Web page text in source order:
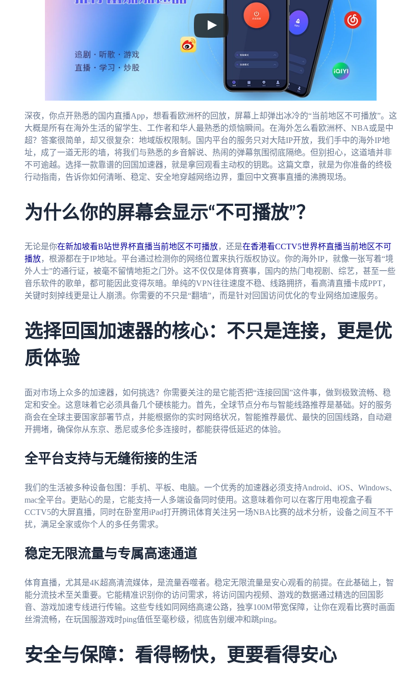
深夜，你点开熟悉的国内直播App，想看看欧洲杯的回放，屏幕上却弹出冰冷的“当前地区不可播放”。这
大概是所有在海外生活的留学生、工作者和华人最熟悉的烦恼瞬间。在海外怎么看欧洲杯、NBA或是中
超？答案很简单，却又很复杂：地域版权限制。国内平台的服务只对大陆IP开放，我们手中的海外IP地
址，成了一道无形的墙，将我们与熟悉的乡音解说、热闹的弹幕氛围彻底隔绝。但别担心，这道墙并非
不可逾越。选择一款靠谱的回国加速器，就是拿回观看主动权的钥匙。这篇文章，就是为你准备的终极
行动指南，告诉你如何清晰、稳定、安全地穿越网络边界，重回中文赛事直播的沸腾现场。
为什么你的屏幕会显示“不可播放”？
无论是你在新加坡看B站世界杯直播当前地区不可播放，还是在香港看CCTV5世界杯直播当前地区不可
播放，根源都在于IP地址。平台通过检测你的网络位置来执行版权协议。你的海外IP，就像一张写着“境
外人士”的通行证，被毫不留情地拒之门外。这不仅仅是体育赛事，国内的热门电视剧、综艺，甚至一些
音乐软件的歌单，都可能因此变得灰暗。单纯的VPN往往速度不稳、线路拥挤，看高清直播卡成PPT，
关键时刻掉线更是让人崩溃。你需要的不只是“翻墙”，而是针对回国访问优化的专业网络加速服务。
选择回国加速器的核心：不只是连接，更是优
质体验
面对市场上众多的加速器，如何挑选？你需要关注的是它能否把“连接回国”这件事，做到极致流畅、稳
定和安全。这意味着它必须具备几个硬核能力。首先，全球节点分布与智能线路推荐是基础。好的服务
商会在全球主要国家部署节点，并能根据你的实时网络状况，智能推荐最优、最快的回国线路，自动避
开拥堵，确保你从东京、悉尼或多伦多连接时，都能获得低延迟的体验。
全平台支持与无缝衔接的生活
我们的生活被多种设备包围：手机、平板、电脑。一个优秀的加速器必须支持Android、iOS、Windows、
mac全平台。更贴心的是，它能支持一人多端设备同时使用。这意味着你可以在客厅用电视盒子看
CCTV5的大屏直播，同时在卧室用iPad打开腾讯体育关注另一场NBA比赛的战术分析，设备之间互不干
扰，满足全家或你个人的多任务需求。
稳定无限流量与专属高速通道
体育直播，尤其是4K超高清流媒体，是流量吞噬者。稳定无限流量是安心观看的前提。在此基础上，智
能分流技术至关重要。它能精准识别你的访问需求，将访问国内视频、游戏的数据通过精选的回国影
音、游戏加速专线进行传输。这些专线如同网络高速公路，独享100M带宽保障，让你在观看比赛时画面
丝滑流畅，在玩国服游戏时ping值低至毫秒级，彻底告别缓冲和跳ping。
安全与保障：看得畅快，更要看得安心